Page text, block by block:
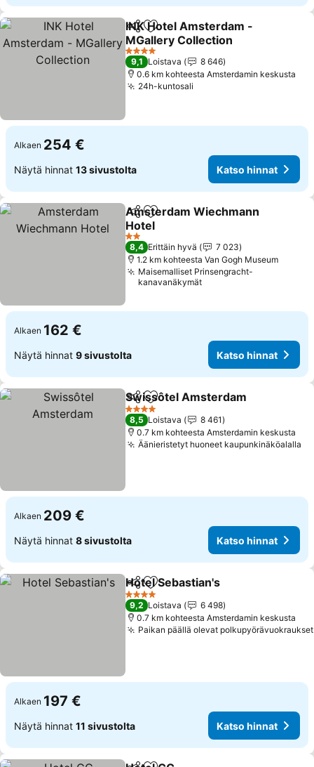
Jaa Lisää suosikkeihin
INK Hotel Amsterdam -
MGallery Collection
Katso hinnat
4 Tähtiluokitus
9,1 Loistava
8 646
0.6 km kohteesta Amsterdamin keskusta
24h-kuntosali
Alkaen 254 €
Näytä hinnat 13 sivustolta Katso hinnat
Jaa Lisää suosikkeihin
Amsterdam Wiechmann
Hotel
Katso hinnat
2 Tähtiluokitus
8,4 Erittäin hyvä
7 023
1.2 km kohteesta Van Gogh Museum
Maisemalliset Prinsengracht-
kanavanäkymät
Alkaen 162 €
Näytä hinnat 9 sivustolta Katso hinnat
Jaa Lisää suosikkeihin
Swissôtel Amsterdam
4 Tähtiluokitus
8,5 Loistava
8 461
0.7 km kohteesta Amsterdamin keskusta
Äänieristetyt huoneet kaupunkinäköalalla
Alkaen 209 €
Näytä hinnat 8 sivustolta Katso hinnat
Jaa Lisää suosikkeihin
Hotel Sebastian's
4 Tähtiluokitus
9,2 Loistava
6 498
0.7 km kohteesta Amsterdamin keskusta
Paikan päällä olevat polkupyörävuokraukset
Alkaen 197 €
Näytä hinnat 11 sivustolta Katso hinnat